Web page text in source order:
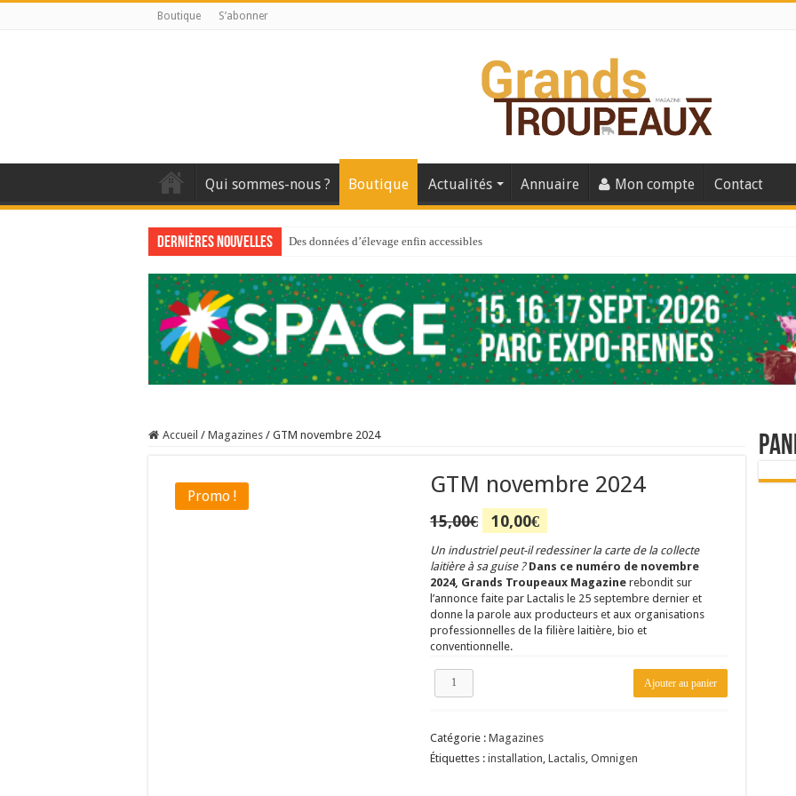
Boutique S’abonner
Qui sommes-nous ? Boutique Actualités Annuaire Mon compte Contact
Dernières nouvelles Des données d’élevage enfin accessibles
Au sommaire du premier numéro de 2025
Au sommaire de GTM 110
Aidez-nous à améliorer la santé de vos veaux !
Au sommaire de GTM 91
À l’est, un nouveau virus
Accueil / Magazines / GTM novembre 2024
Promo ! GTM novembre 2024
15,00€
Le
prix
initial
était :
15,00€.
10,00€
prix
actuel
est :
10,00€.
Un industriel peut-il redessiner la carte de la collecte
laitière à sa guise ? Dans ce numéro de novembre
2024, Grands Troupeaux Magazinerebondit sur
l’annonce faite par Lactalis le 25 septembre dernier et
donne la parole aux producteurs et aux organisations
professionnelles de la filière laitière, bio et
conventionnelle.
quantité
2024
Ajouter au panier
Catégorie :Magazines
Étiquettes :installation ,Lactalis ,Omnigen